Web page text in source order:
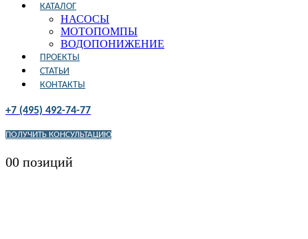
КАТАЛОГ
НАСОСЫ
МОТОПОМПЫ
ВОДОПОНИЖЕНИЕ
ПРОЕКТЫ
СТАТЬИ
КОНТАКТЫ
+7 (495) 492-74-77
ПОЛУЧИТЬ КОНСУЛЬТАЦИЮ
00 позиций